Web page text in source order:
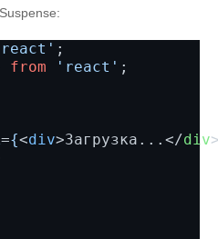
from 'react' ;
={<div>Загрузка... </div